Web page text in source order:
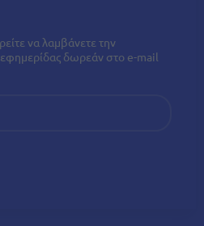
να λαμβάνετε την
δωρεάν στο e-mail